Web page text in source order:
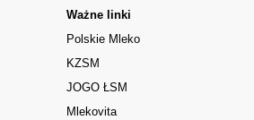
Ważne linki
Polskie Mleko
KZSM
JOGO ŁSM
Mlekovita